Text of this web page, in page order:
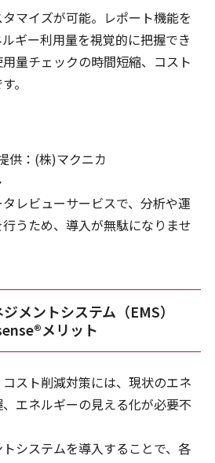
マイズが可能。レポート機能を
ギー利用量を視覚的に把握でき
量チェックの時間短縮、コスト
。
供：(株)マクニカ
レビューサービスで、分析や運
うため、導入が無駄になりませ
メントシステム（EMS）
メリット
スト削減対策には、現状のエネ
エネルギーの見える化が必要不
システムを導入することで、各